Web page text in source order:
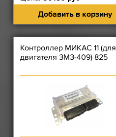
Добавить в корзину
Контроллер МИКАС 11 (для
двигателя ЗМЗ-409) 825